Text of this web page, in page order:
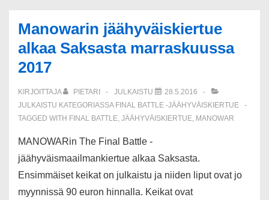
Manowarin jäähyväiskiertue
alkaa Saksasta marraskuussa
2017
KIRJOITTAJA PIETARI JULKAISTU
28.5.2016
JULKAISTU KATEGORIASSA FINAL BATTLE -JÄÄHYVÄISKIERTUE
TAGGED WITH FINAL BATTLE, JÄÄHYVÄISKIERTUE, MANOWAR
MANOWARin The Final Battle -
jäähyväismaailmankiertue alkaa Saksasta.
Ensimmäiset keikat on julkaistu ja niiden liput ovat jo
myynnissä 90 euron hinnalla. Keikat ovat